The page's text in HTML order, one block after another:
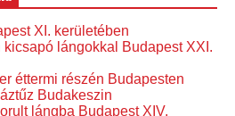
XI. kerületében
kicsapó lángokkal Budapest XXI.
éttermi részén Budapesten
Budakeszin
lángba Budapest XIV.